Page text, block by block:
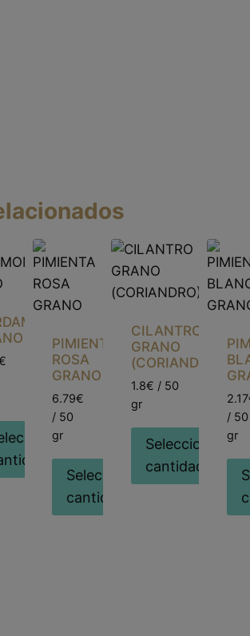
PIMIENTA
ROSA
GRANO
6.79€
/ 50
gr
Seleccionar
cantidad
CILANTRO
GRANO
(CORIANDRO)
1.8€ / 50
gr
Seleccionar
cantidad
/ 50
gr